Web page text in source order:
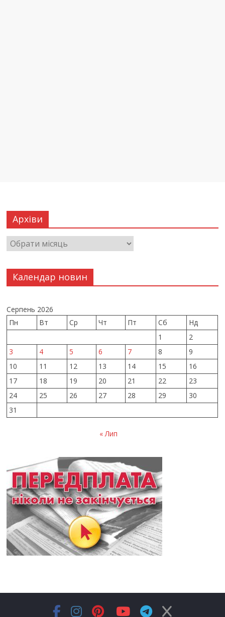
Архіви
Календар новин
Серпень 2026
Пн
Вт Ср Чт Пт Сб
Нд
1
2
3
4 5 6 7 8
9
10
11 12 13 14 15
16
17
18 19 20 21 22
23
24
25 26 27 28 29
30
31
« Лип